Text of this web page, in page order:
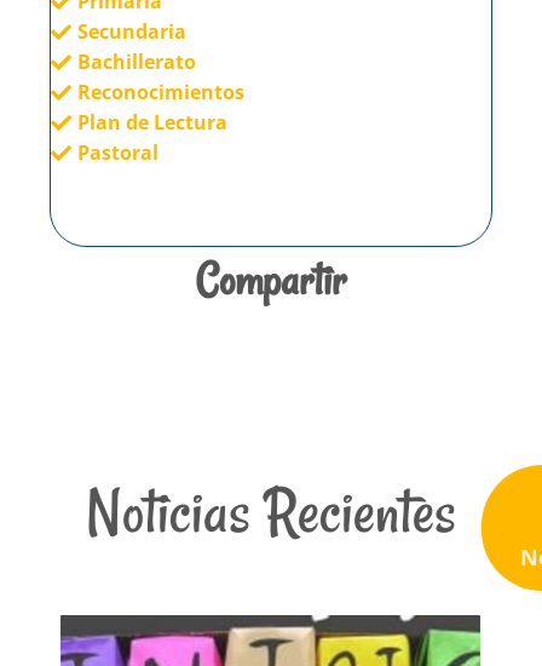
Secundaria
Bachillerato
Reconocimientos
Plan de Lectura
Pastoral
Compartir
Noticias Recientes